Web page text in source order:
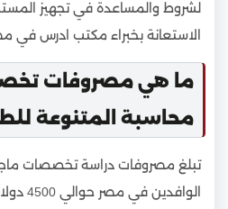
لشروط والمساعدة في تجهيز
الاستعانة بخبراء مكتب ادرس في
ما هي مصروفات
محاسبة المتنوعة
تبلغ مصروفات دراسة تخصصات